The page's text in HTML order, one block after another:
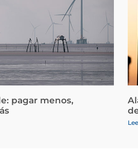
pagar menos,